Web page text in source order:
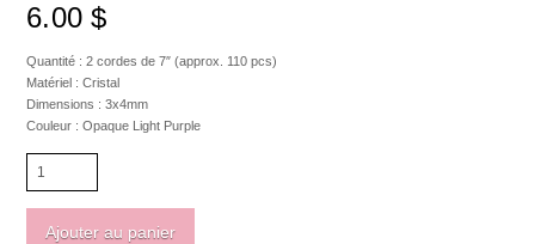
6.00 $
Quantité : 2 cordes de 7″ (approx. 110 pcs)
Matériel : Cristal
Dimensions : 3x4mm
Couleur : Opaque Light Purple
Crystal
LaneAjouter au panier